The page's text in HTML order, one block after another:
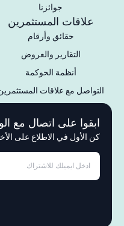
جوائزنا
علاقات المستثمرين
حقائق وأرقام
التقارير والعروض
أنظمة الحوكمة
التواصل مع علاقات
ابقوا على اتصال مع
كن الأول في الاطلاع على